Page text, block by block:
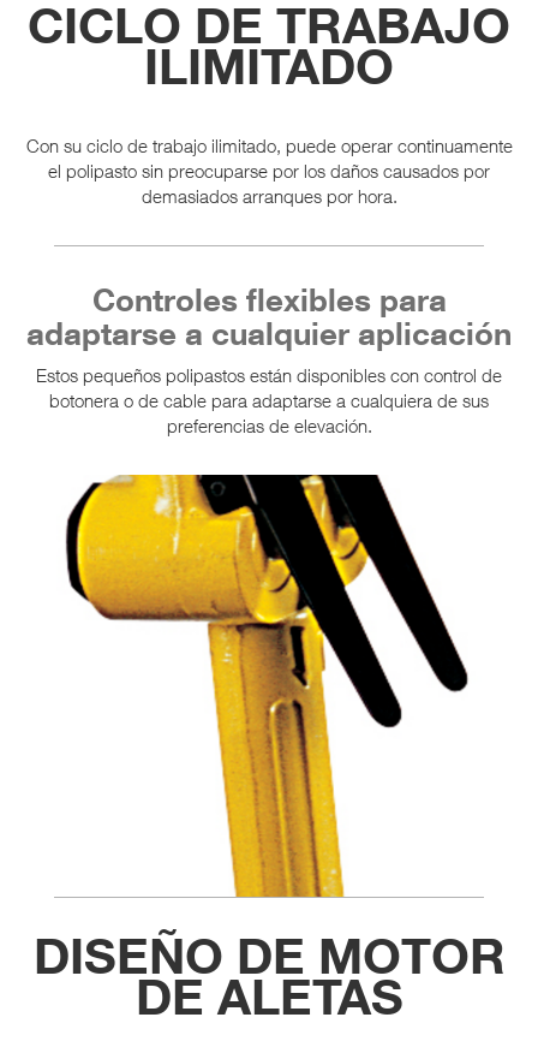
CICLO DE TRABAJO
ILIMITADO
Con su ciclo de trabajo ilimitado, puede operar continuamente
el polipasto sin preocuparse por los daños causados por
demasiados arranques por hora.
Controles flexibles para
adaptarse a cualquier aplicación
Estos pequeños polipastos están disponibles con control de
botonera o de cable para adaptarse a cualquiera de sus
preferencias de elevación.
DISEÑO DE MOTOR
DE ALETAS